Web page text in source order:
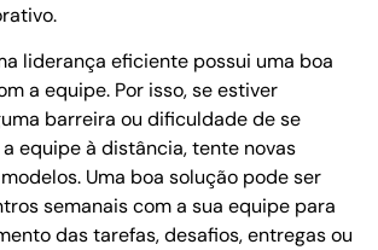
liderança eficiente possui uma boa
a equipe. Por isso, se estiver
barreira ou dificuldade de se
equipe à distância, tente novas
Uma boa solução pode ser
semanais com a sua equipe para
das tarefas, desafios, entregas ou